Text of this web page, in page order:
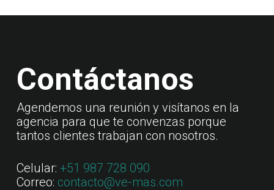
Contáctanos
Agendemos una reunión y visítanos en la
agencia para que te convenzas porque
tantos clientes trabajan con nosotros.
Celular: +51 987 728 090
Correo: contacto@ve-mas.com